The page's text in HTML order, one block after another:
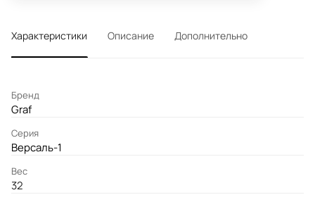
Характеристики Описание Дополнительно
Бренд
Graf
Серия
Версаль-1
Вес
32